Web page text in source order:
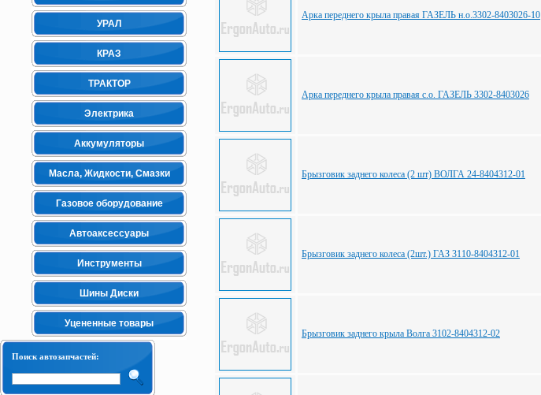
УРАЛ
КРАЗ
ТРАКТОР
Электрика
Аккумуляторы
Масла, Жидкости, Смазки
Газовое оборудование
Автоаксессуары
Инструменты
Шины Диски
Уцененные товары
Поиск автозапчастей:
Арка переднего крыла правая ГАЗЕЛЬ н.о.3302-8403026-10
Арка переднего крыла правая с.о. ГАЗЕЛЬ 3302-8403026
Брызговик заднего колеса (2 шт) ВОЛГА 24-8404312-01
Брызговик заднего колеса (2шт.) ГАЗ 3110-8404312-01
Брызговик заднего крыла Волга 3102-8404312-02